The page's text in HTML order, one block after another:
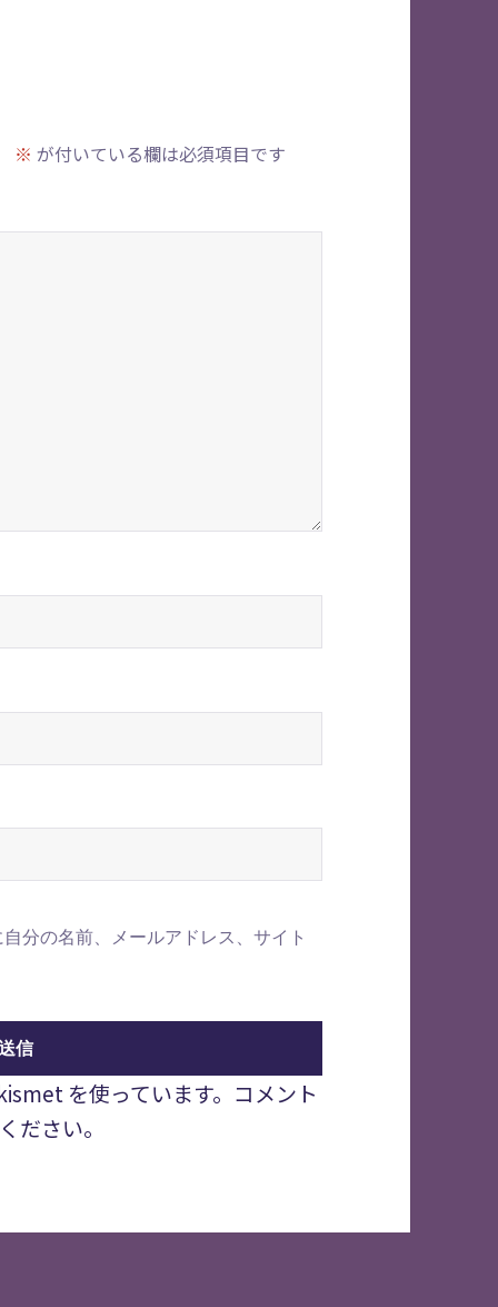
※ が付いている欄は必須項目です
分の名前、メールアドレス、サイト
を使っています。 コメント
ださい。